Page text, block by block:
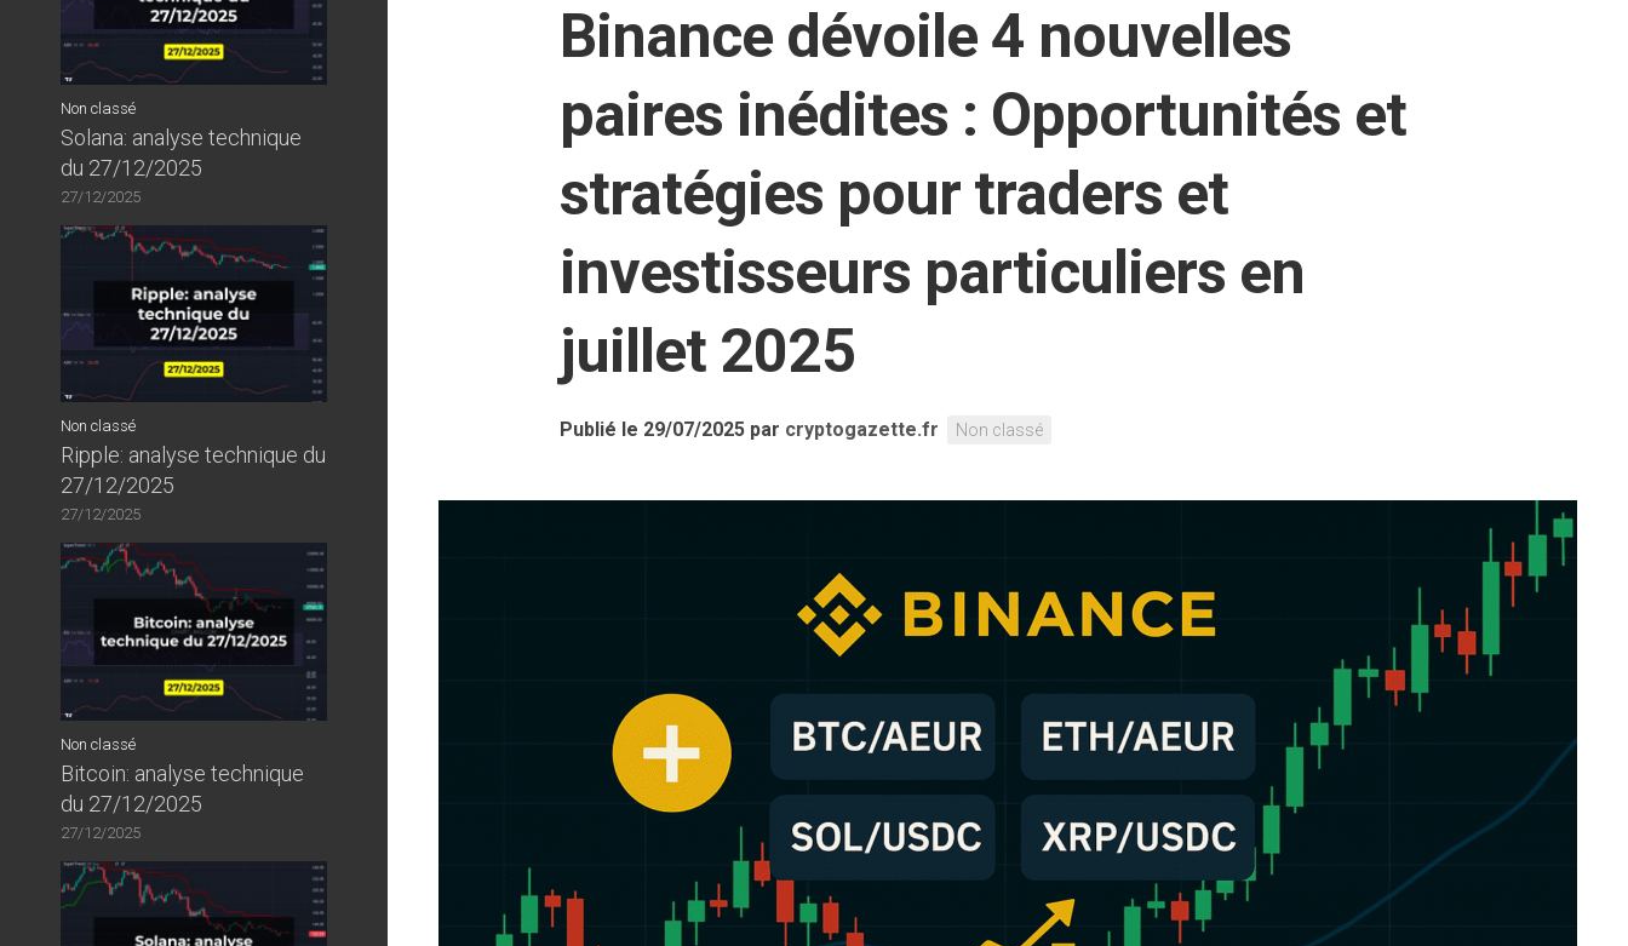
Binance dévoile 4 nouvelles
paires inédites : Opportunités et
stratégies pour traders et
investisseurs particuliers en
juillet 2025
Publié le 29/07/2025 par cryptogazette.fr Non classé
Non classé
Solana: analyse technique
du 27/12/2025
27/12/2025
Non classé
Ripple: analyse technique du
27/12/2025
27/12/2025
Non classé
Bitcoin: analyse technique
du 27/12/2025
27/12/2025